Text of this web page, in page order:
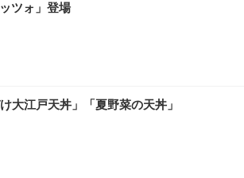
ツォ」登場
大江戸天丼」「夏野菜の天丼」